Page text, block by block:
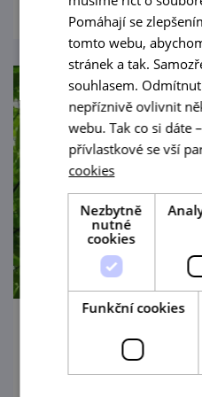
Výstava
13. 6. —
Pomáhají se
tomto webu,
stránek a tak.
souhlasem.
nepříznivě ovlivnit
webu. Tak co si dáte
přívlastkové se vší
cookies
Nezbytně
nutné
cookies
Funkční cookies